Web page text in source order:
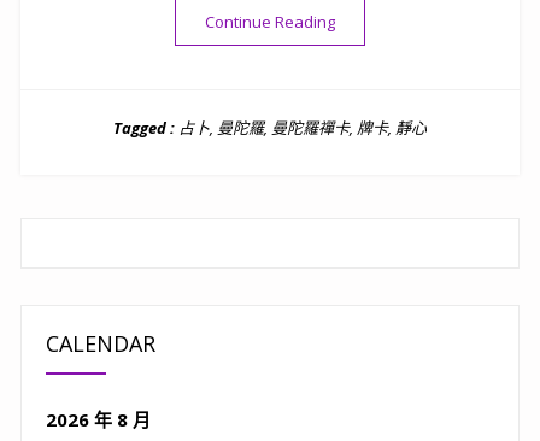
Continue Reading“[課程]曼陀羅禪卡的應用┇休
Tagged : 占卜, 曼陀羅, 曼陀羅禪卡, 牌卡, 靜心
CALENDAR
2026 年 8 月